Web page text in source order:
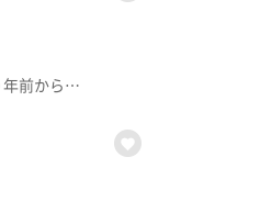
東北6県の名湯・秘湯・人気の宿を紹介します。■放送 2024年5月16日放送１０００年前から守り続ける「薬湯」と主人自ら振る舞う地元食材を使った「懐石料理」に癒される人気の温泉宿。”日本三景”松島を臨む和食店で旬の牡蠣を楽しむ